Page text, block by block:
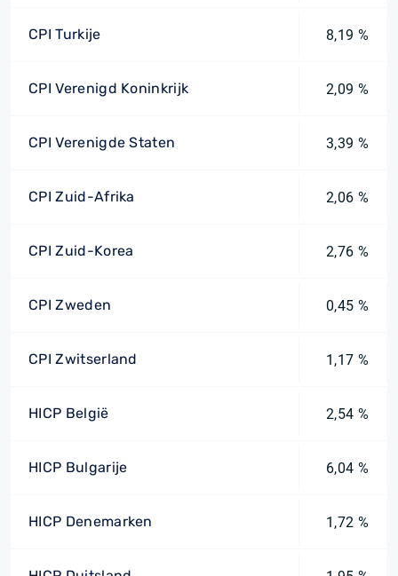
CPI Turkije 8,19 %
CPI Verenigd Koninkrijk 2,09 %
CPI Verenigde Staten 3,39 %
CPI Zuid-Afrika 2,06 %
CPI Zuid-Korea 2,76 %
CPI Zweden 0,45 %
CPI Zwitserland 1,17 %
HICP België 2,54 %
HICP Bulgarije 6,04 %
HICP Denemarken 1,72 %